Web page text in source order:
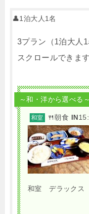
👤1泊大人1名
3プラン（1泊大人
スクロールできます
～和・洋から選べる
和室 🍴朝食 IN
和室 デラックス